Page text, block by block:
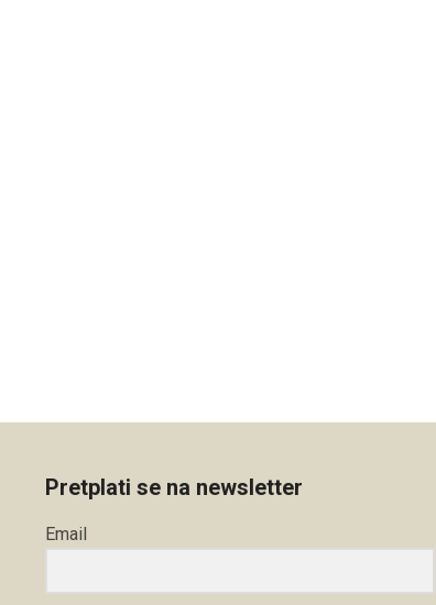
Pretplati se na newsletter
Email